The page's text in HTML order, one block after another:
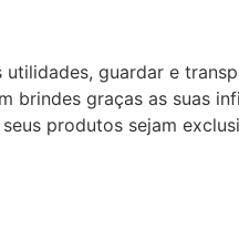
guardar e
brindes graças as suas
produtos sejam